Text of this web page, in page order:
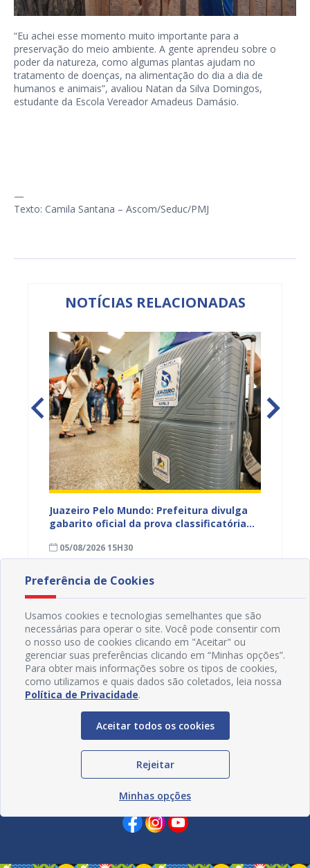
“Eu achei esse momento muito importante para a
preservação do meio ambiente. A gente aprendeu sobre o
poder da natureza, como algumas plantas ajudam no
tratamento de doenças, na alimentação do dia a dia de
humanos e animais”, avaliou Natan da Silva Domingos,
estudante da Escola Vereador Amadeus Damásio.
—
Texto: Camila Santana – Ascom/Seduc/PMJ
NOTÍCIAS RELACIONADAS
Juazeiro Pelo Mundo: Prefeitura divulga
gabarito oficial da prova classificatória
05/08/2026 15H30
Preferência de Cookies
Usamos cookies e tecnologias semelhantes que são
necessárias para operar o site. Você pode consentir com
o nosso uso de cookies clicando em "Aceitar" ou
gerenciar suas preferências clicando em “Minhas opções”.
Para obter mais informações sobre os tipos de cookies,
como utilizamos e quais dados são coletados, leia nossa
Política de Privacidade.
Aceitar todos os cookies
Rejeitar
Minhas opções